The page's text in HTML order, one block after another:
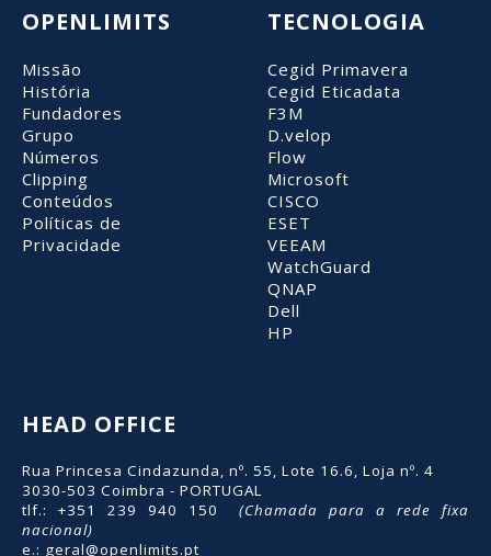
OPENLIMITS
Missão
História
Fundadores
Grupo
Números
Clipping
Conteúdos
Políticas de
Privacidade
TECNOLOGIA
Cegid Primavera
Cegid Eticadata
F3M
D.velop
Flow
Microsoft
CISCO
ESET
VEEAM
WatchGuard
QNAP
Dell
HP
HEAD OFFICE
Rua Princesa Cindazunda, nº. 55, Lote 16.6, Loja nº. 4
3030-503 Coimbra - PORTUGAL
tlf.: +351 239 940 150(Chamada para a rede fixa
nacional)
e.: geral@openlimits.pt